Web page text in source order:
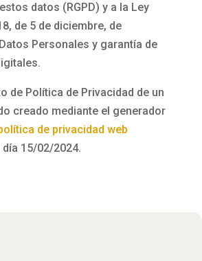
datos (RGPD) y a la Ley
de 5 de diciembre, de
Personales y garantía de
de Política de Privacidad de un
creado mediante el generador
de privacidad web
15/02/2024.